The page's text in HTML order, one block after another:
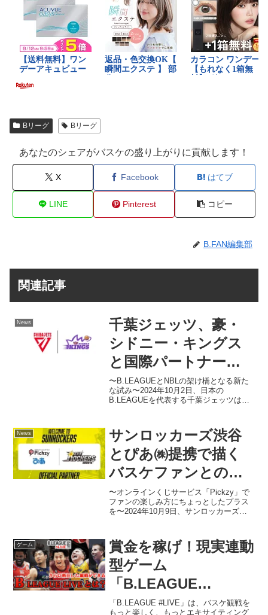
Bリーグ Bリーグ
あなたのシェアがバスケの盛り上がりに貢献します！
X Facebook はてブ
LINE Pinterest コピー
B.FAN編集部
関連記事
News
千葉ジェッツ、豪・
シドニー・キングス
と国際パートナーシ
ップ締結
〜B.LEAGUEとNBLの架け橋となる新た
な試み〜2024年10月2日、日本の
B.LEAGUEを代表する千葉ジェッツは、
キングス」とのパートナーシップ締結を
発表しま...
News
サンロッカーズ渋谷
とぴあ㈱提携で描く
バスケファンとの新
しいつながり
〜オンラインくじサービス「Pickzy」で
ファンの楽しみ方にちょっとしたプラス
を〜2024年10月9日、サンロッカーズ渋
発表しました。このニュースの目玉は、
ぴあ...
ゲーム
賞金を稼げ！現実連動
型ゲーム
「B.LEAGUE
#LIVE」 #遊び方と攻
「B.LEAGUE #LIVE」は、バスケ観戦を
もっと楽しく、もっとエキサイティング